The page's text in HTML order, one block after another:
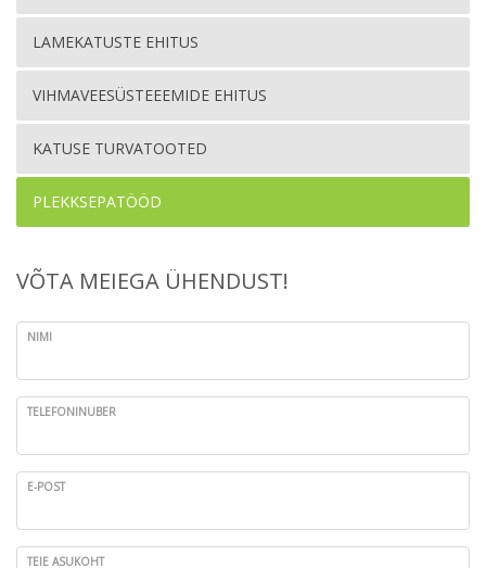
LAMEKATUSTE EHITUS
VIHMAVEESÜSTEEEMIDE EHITUS
KATUSE TURVATOOTED
PLEKKSEPATÖÖD
VÕTA MEIEGA ÜHENDUST!
NIMI
TELEFONINUBER
E-POST
TEIE ASUKOHT